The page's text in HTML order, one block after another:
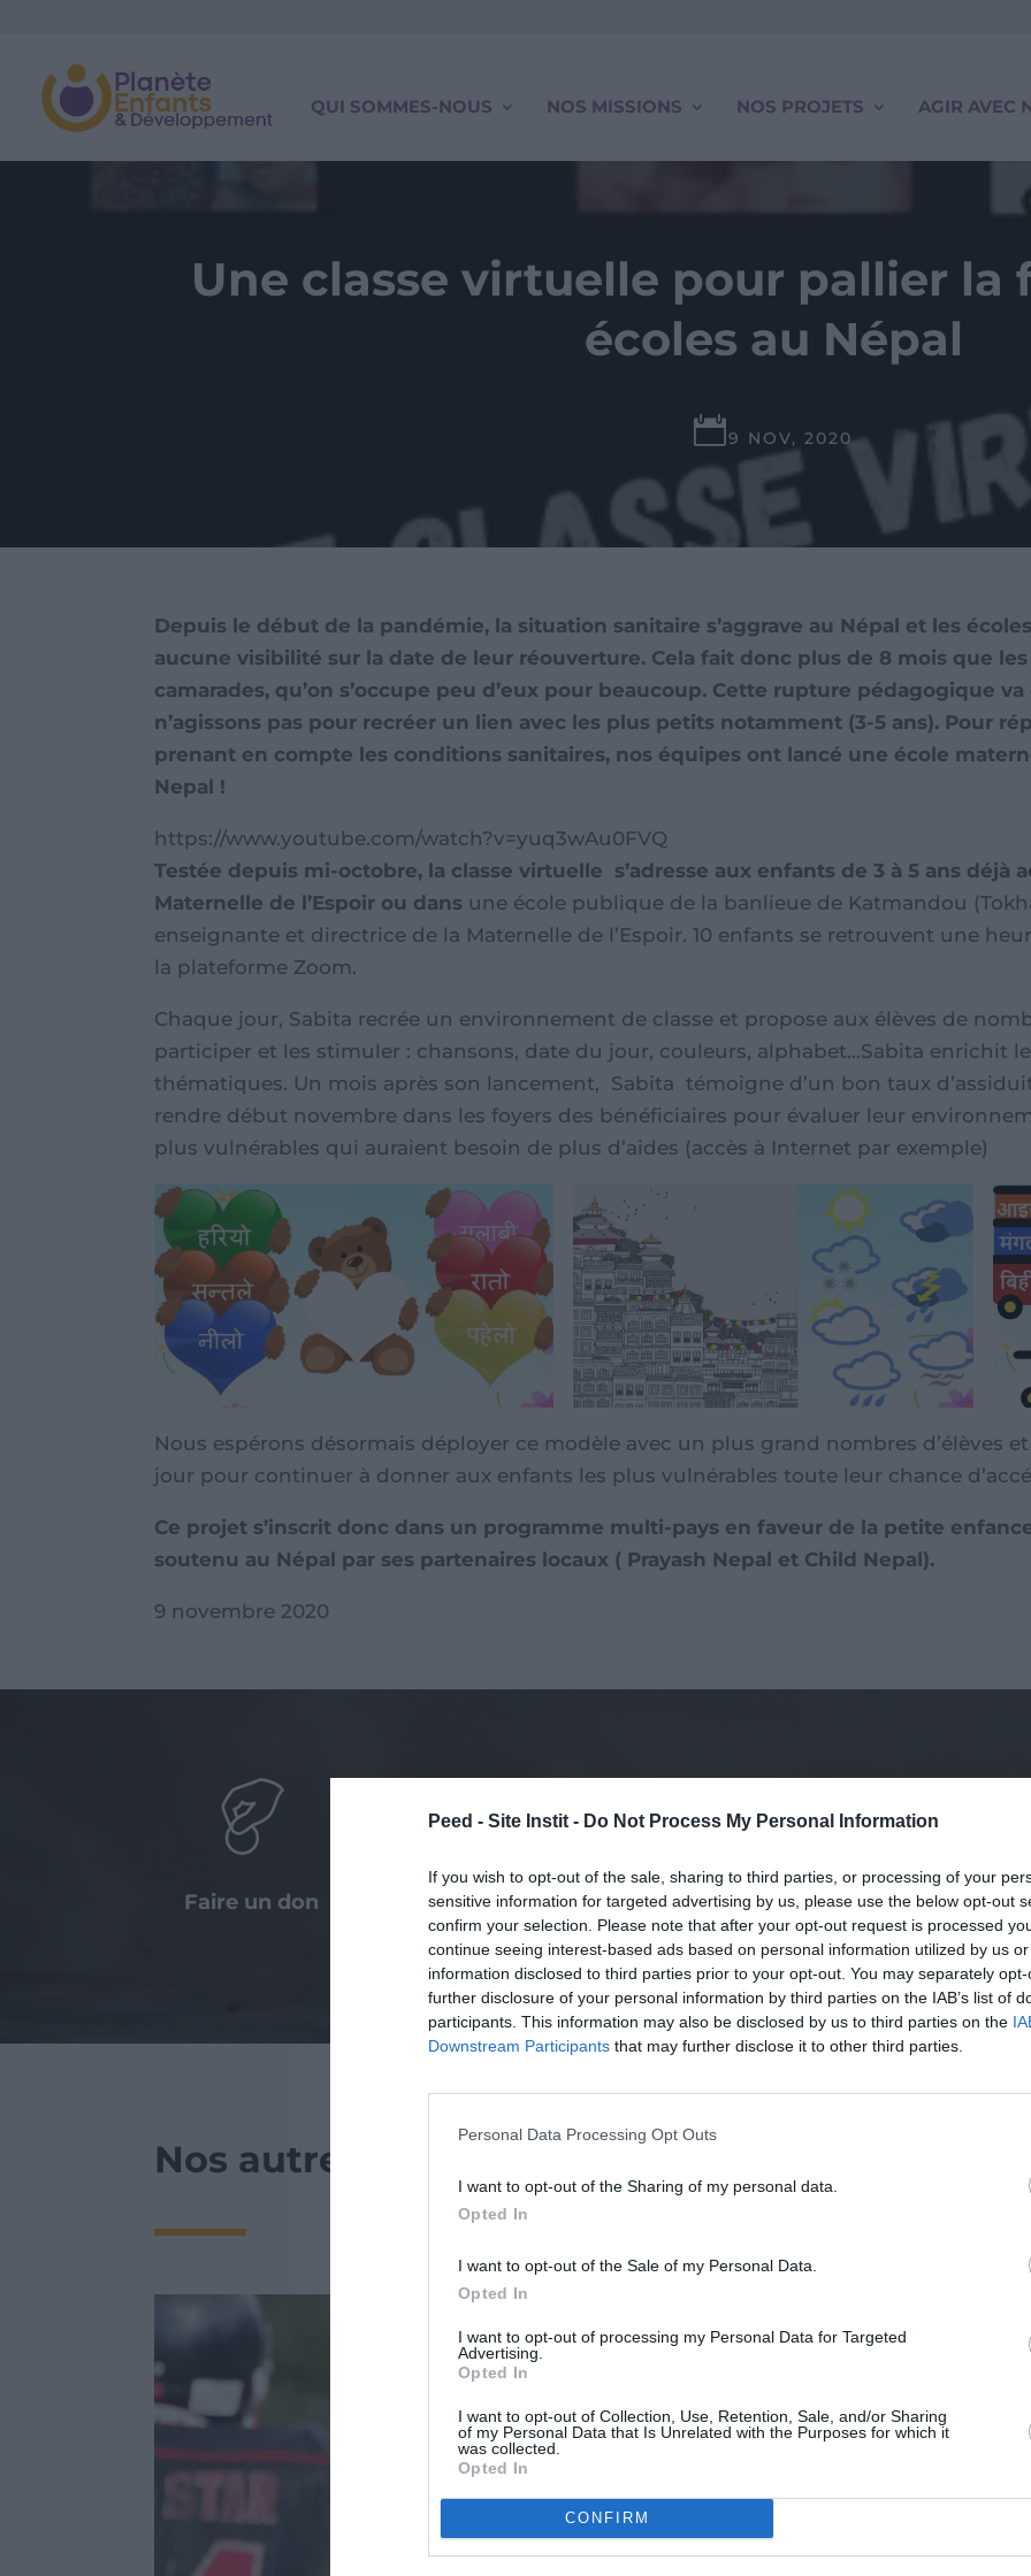
Peed - Site Instit - Do Not Process My Personal Information
If you wish to opt-out of the sale, sharing to third parties, or processing of your
sensitive information for targeted advertising by us, please use the below opt-out
confirm your selection. Please note that after your opt-out request is processed
continue seeing interest-based ads based on personal information utilized by us
information disclosed to third parties prior to your opt-out. You may separately
further disclosure of your personal information by third parties on the IAB’s list of
participants. This information may also be disclosed by us to third parties on the
Downstream Participants that may further disclose it to other third parties.
Personal Data Processing Opt Outs
I want to opt-out of the Sharing of my personal data.
Opted In
I want to opt-out of the Sale of my Personal Data.
Opted In
I want to opt-out of processing my Personal Data for Targeted
Advertising.
Opted In
I want to opt-out of Collection, Use, Retention, Sale, and/or Sharing
of my Personal Data that Is Unrelated with the Purposes for which it
was collected.
Opted In
CONFIRM
QUI SOMMES-NOUS NOS MISSIONS NOS PROJETS AGIR AVEC
Une classe virtuelle pour pallier la
écoles au Népal
 9 NOV, 2020
Depuis le début de la pandémie, la situation sanitaire s’aggrave au Népal et les
aucune visibilité sur la date de leur réouverture. Cela fait donc plus de 8 mois que
camarades, qu’on s’occupe peu d’eux pour beaucoup. Cette rupture pédagogique
n’agissons pas pour recréer un lien avec les plus petits notamment (3-5 ans). Pour
prenant en compte les conditions sanitaires, nos équipes ont lancé une école
Nepal !
https://www.youtube.com/watch?v=yuq3wAu0FVQ
Testée depuis mi-octobre, la classe virtuelle s’adresse aux enfants de 3 à 5 ans déjà
Maternelle de l’Espoir ou dans une école publique de la banlieue de Katmandou
enseignante et directrice de la Maternelle de l’Espoir. 10 enfants se retrouvent une
la plateforme Zoom.
Chaque jour, Sabita recrée un environnement de classe et propose aux élèves de
participer et les stimuler : chansons, date du jour, couleurs, alphabet…Sabita enrichit
thématiques. Un mois après son lancement, Sabita témoigne d’un bon taux
rendre début novembre dans les foyers des bénéficiaires pour évaluer leur
plus vulnérables qui auraient besoin de plus d’aides (accès à Internet par exemple)
Nous espérons désormais déployer ce modèle avec un plus grand nombres d’élèves
jour pour continuer à donner aux enfants les plus vulnérables toute leur chance
Ce projet s’inscrit donc dans un programme multi-pays en faveur de la petite
soutenu au Népal par ses partenaires locaux ( Prayash Nepal et Child Nepal).
9 novembre 2020
Faire un don
Agir avec mon
entreprise
Devenir bénévole
Faire un
Nos autres actualités :